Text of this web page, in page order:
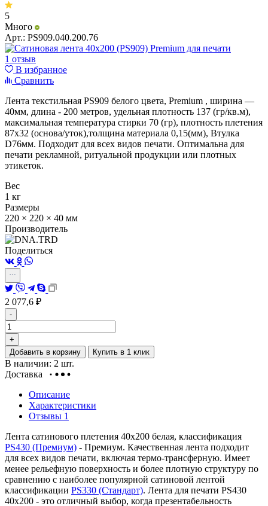
5
Много
Арт.: PS909.040.200.76
1 отзыв
В избранное
Сравнить
Лента текстильная PS909 белого цвета, Premium , ширина —
40мм, длина - 200 метров, удельная плотность 137 (гр/кв.м),
максимальная температура стирки 70 (гр), плотность плетения
87х32 (основа/уток),толщина материала 0,15(мм), Втулка
D76мм. Подходит для всех видов печати. Оптимальна для
печати рекламной, ритуальной продукции или плотных
этикеток.
Вес
1 кг
Размеры
220 × 220 × 40 мм
Производитель
Поделиться
2 077,6 ₽
-
+
Добавить в корзину
Купить в 1 клик
В наличии: 2 шт.
Доставка
Описание
Характеристики
Отзывы 1
Лента сатинового плетения 40х200 белая, классификация
PS430 (Премиум) - Премиум. Качественная лента подходит
для всех видов печати, включая термо-трансферную. Имеет
менее рельефную поверхность и более плотную структуру по
сравнению с наиболее популярной сатиновой лентой
классификации PS330 (Стандарт). Лента для печати PS430
40х200 - это отличный выбор, когда презентабельность